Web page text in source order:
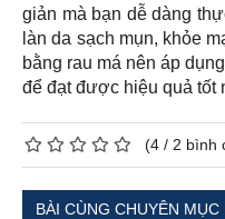
giản mà bạn dễ dàng
làn da sạch mụn, khỏe
bằng rau má nên áp
để đạt được hiệu quả tốt
(4 / 2 bình
BÀI CÙNG CHUYÊN MỤC